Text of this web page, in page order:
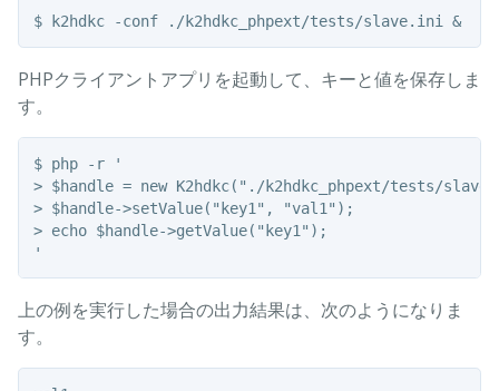
$ k2hdkc -conf ./k2hdkc_phpext/tests/slave.ini &
PHPクライアントアプリを起動して、キーと値を保存しま
す。
$ php -r '
> $handle = new K2hdkc("./k2hdkc_phpext/tests/
> $handle->setValue("key1", "val1");
> echo $handle->getValue("key1");
上の例を実行した場合の出力結果は、次のようになりま
す。